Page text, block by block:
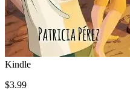
Kindle
$3.99